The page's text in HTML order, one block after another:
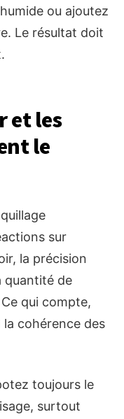
ou ajoutez
Le résultat doit
et les
le
sur
la précision
quantité de
qui compte,
la cohérence des
toujours le
surtout